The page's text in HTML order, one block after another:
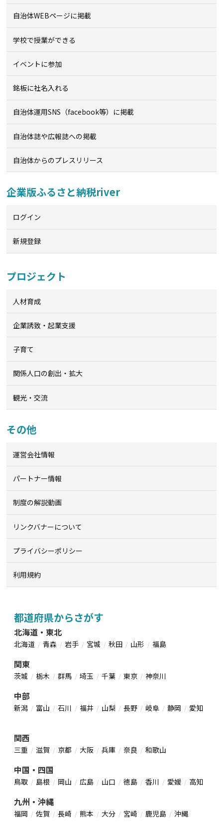
自治体WEBページに掲載
学校で授業ができる
イベントに参加
銘板に社名入れる
自治体運用SNS（facebook等）に掲載
自治体誌や広報誌への掲載
自治体からのプレスリリース
企業版ふるさと納税river
ログイン
新規登録
プロジェクト
人材育成
企業誘致・起業支援
子育て
関係人口の創出・拡大
観光・交流
その他
運営会社情報
パートナー情報
制度の解説動画
リンクバナーについて
プライバシーポリシー
利用規約
都道府県からさがす
北海道・東北
北海道 青森 岩手 宮城 秋田 山形 福島
関東
茨城 栃木 群馬 埼玉 千葉 東京 神奈川
中部
新潟 富山 石川 福井 山梨 長野 岐阜 静岡 愛知
関西
三重 滋賀 京都 大阪 兵庫 奈良 和歌山
中国・四国
鳥取 島根 岡山 広島 山口 徳島 香川 愛媛 高知
九州・沖縄
福岡 佐賀 長崎 熊本 大分 宮崎 鹿児島 沖縄